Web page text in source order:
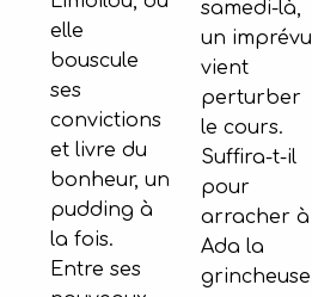
elle
bouscule
ses
convictions
et livre du
bonheur, un
pudding à
la fois.
Entre ses
samedi-là,
un imprévu
vient
perturber
le cours.
Suffira-t-il
pour
arracher à
Ada la
grincheuse